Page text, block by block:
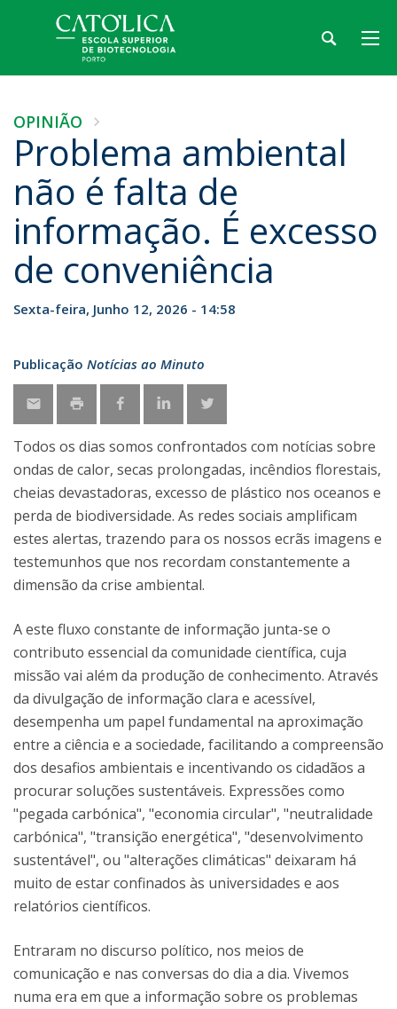
OPINIÃO
Problema ambiental
não é falta de
informação. É excesso
de conveniência
Sexta-feira, Junho 12, 2026 - 14:58
Publicação Notícias ao Minuto
Todos os dias somos confrontados com notícias sobre
ondas de calor, secas prolongadas, incêndios florestais,
cheias devastadoras, excesso de plástico nos oceanos e
perda de biodiversidade. As redes sociais amplificam
estes alertas, trazendo para os nossos ecrãs imagens e
testemunhos que nos recordam constantemente a
dimensão da crise ambiental.
A este fluxo constante de informação junta-se o
contributo essencial da comunidade científica, cuja
missão vai além da produção de conhecimento. Através
da divulgação de informação clara e acessível,
desempenha um papel fundamental na aproximação
entre a ciência e a sociedade, facilitando a compreensão
dos desafios ambientais e incentivando os cidadãos a
procurar soluções sustentáveis. Expressões como
"pegada carbónica", "economia circular", "neutralidade
carbónica", "transição energética", "desenvolvimento
sustentável", ou "alterações climáticas" deixaram há
muito de estar confinados às universidades e aos
relatórios científicos.
Entraram no discurso político, nos meios de
comunicação e nas conversas do dia a dia. Vivemos
numa era em que a informação sobre os problemas